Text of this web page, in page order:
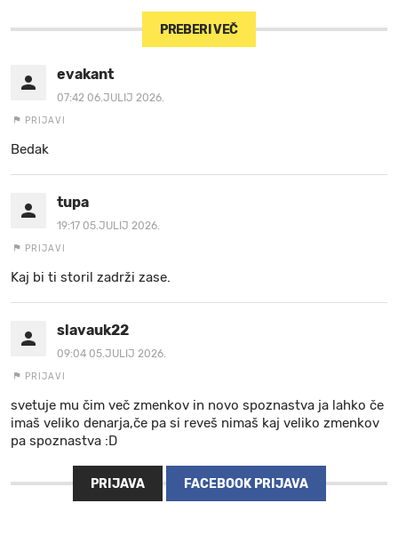
PREBERI VEČ
evakant
07:42 06.JULIJ 2026.
PRIJAVI
Bedak
tupa
19:17 05.JULIJ 2026.
PRIJAVI
Kaj bi ti storil zadrži zase.
slavauk22
09:04 05.JULIJ 2026.
PRIJAVI
svetuje mu čim več zmenkov in novo spoznastva ja lahko če
imaš veliko denarja,če pa si reveš nimaš kaj veliko zmenkov
pa spoznastva :D
PRIJAVA FACEBOOK PRIJAVA